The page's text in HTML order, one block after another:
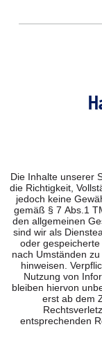
Die Inhalte unserer
die Richtigkeit,
jedoch keine
gemäß § 7 Abs.1
den allgemeinen
sind wir als
oder
nach Umständen
hinweisen.
Nutzung von
bleiben hiervon
erst ab dem
entsprechenden